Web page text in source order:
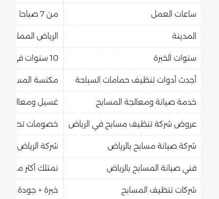
ساعات العمل من 7 صباحا إلى 7 مساء
المدينة الرياض المملكة
سنوات الخبرة 10 سنوات في مجال تنظيف وصيانة المسابح
أجدث أدوات تنظيف حمامات السباحة مكنسة المسبح
خدمة صيانة ومعالجة المسابح غسيل ومعالجة
عروض شركة تنظيف مسابح في الرياض خصومات تصل إلى 50 % على غسيل
شركة صيانة مسابح بالرياض شركة الرياض
فني صيانة المسابح بالرياض نمتلك أكثر من 100 عامل
شركات تنظيف المسابح خبرة + جودة